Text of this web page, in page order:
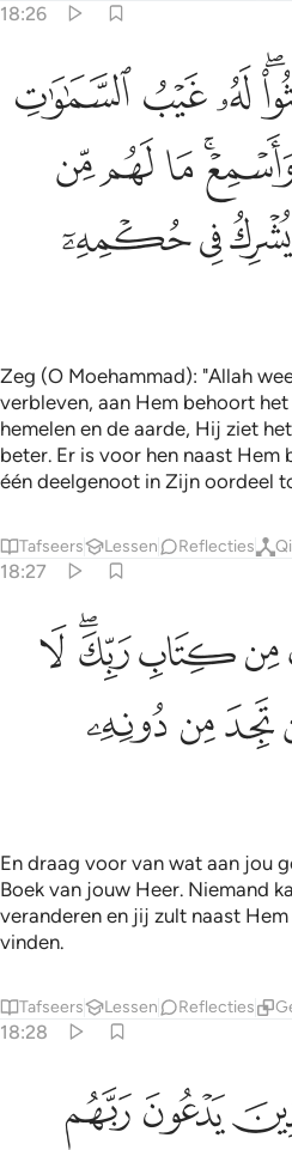
18:26
والارض ابصر به واسمع ما
غَيْبُ ٱلسَّمَـٰوَٰتِ وَٱلْأَرْضِ ۖ أَبْصِرْ
ﲴﲵﲶ
ﲽﲾﲿ
ﳄﳅﳆ
Zeg (O Moehammad): "Allah
verbleven, aan Hem behoort
hemelen en de aarde, Hij ziet
beter. Er is voor hen naast
één deelgenoot in Zijn oordeel
Tafseers Lessen Reflecties
18:27
مبدل لكلماته ولن تجد من دونه
لَا مُبَدِّلَ لِكَلِمَـٰتِهِۦ وَلَن تَجِدَ مِن
ﳍﳎﳏﳐ ﳑ
ﳕﳖ ﳗ
En draag voor van wat aan jou
Boek van jouw Heer. Niemand
veranderen en jij zult naast
vinden.
Tafseers Lessen Reflecties
18:28
والعشي يريدون وجهه ولا تعد
بِٱلْغَدَوٰةِ وَٱلْعَشِىِّ يُرِيدُونَ وَجْهَهُۥ
ﱅﱆ